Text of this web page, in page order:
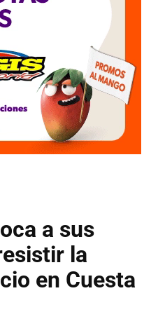
a sus
la
en Cuesta